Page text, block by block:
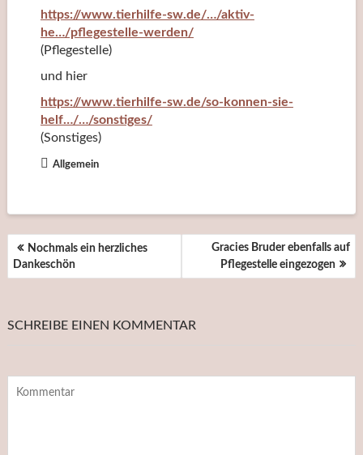
https://www.tierhilfe-sw.de/…/aktiv-
he…/pflegestelle-werden/
(Pflegestelle)
und hier
https://www.tierhilfe-sw.de/so-konnen-sie-
helf…/…/sonstiges/
(Sonstiges)
Allgemein
BEITRAGSNAVIGATION
Nochmals ein herzliches
Dankeschön
Gracies Bruder ebenfalls auf
Pflegestelle eingezogen
SCHREIBE EINEN KOMMENTAR